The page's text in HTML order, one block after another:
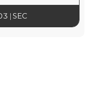
SEC